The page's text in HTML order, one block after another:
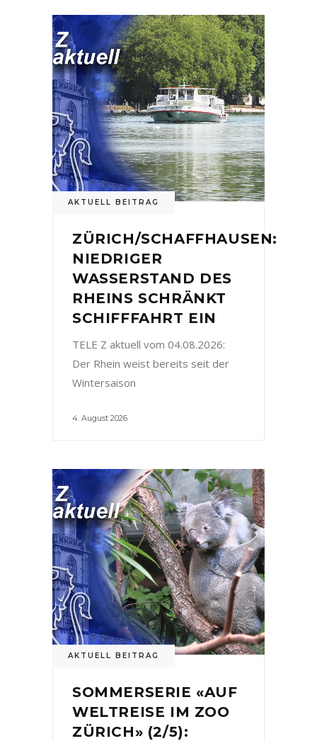
AKTUELL BEITRAG
ZÜRICH/SCHAFFHAUSEN:
NIEDRIGER
WASSERSTAND DES
RHEINS SCHRÄNKT
SCHIFFFAHRT EIN
TELE Z aktuell vom 04.08.2026:
Der Rhein weist bereits seit der
Wintersaison
4. August 2026
AKTUELL BEITRAG
SOMMERSERIE «AUF
WELTREISE IM ZOO
ZÜRICH» (2/5):